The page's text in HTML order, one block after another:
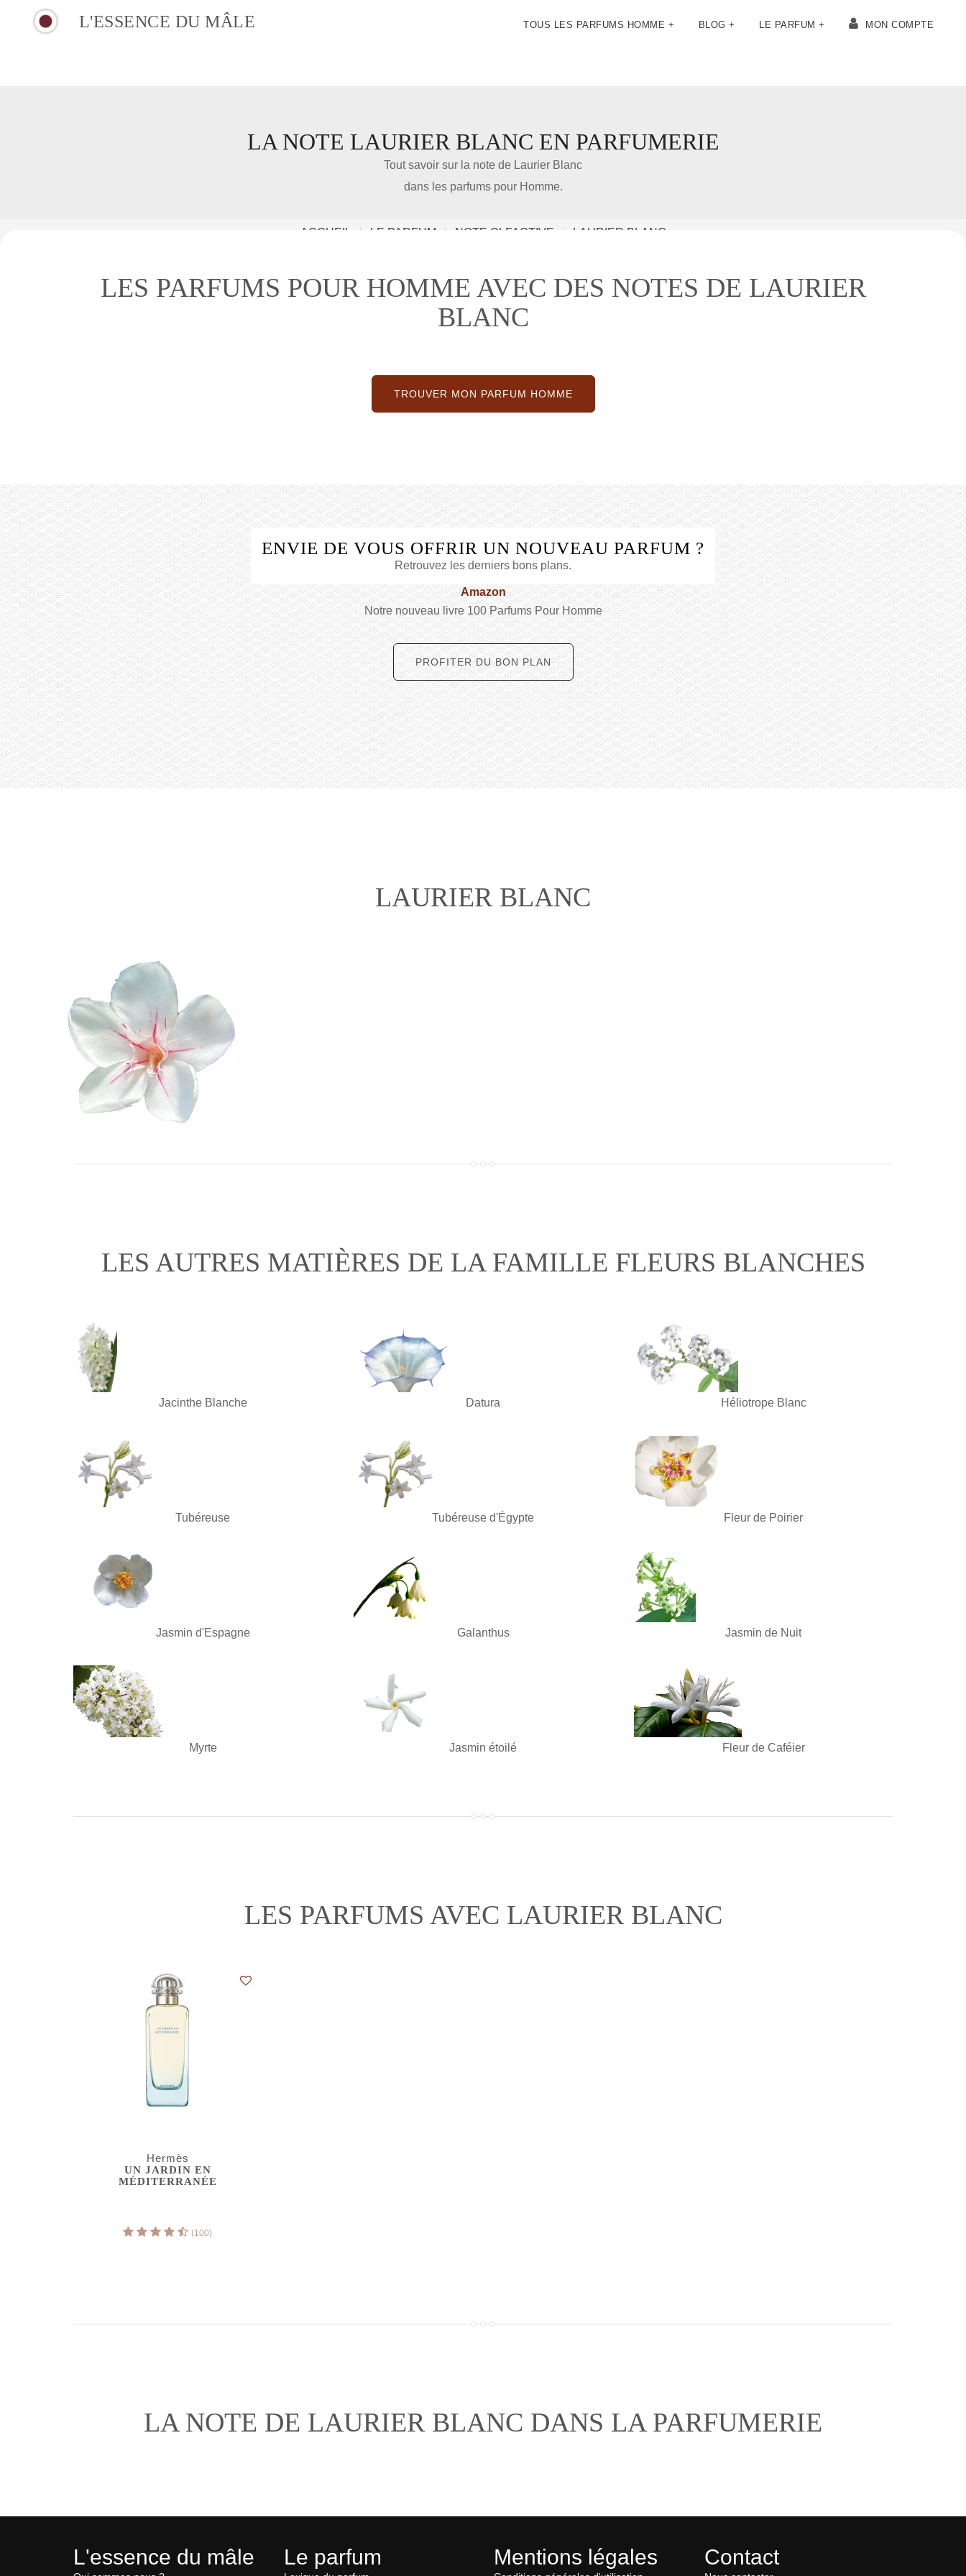
L'ESSENCE DU MÂLE TOUS LES PARFUMS HOMME + BLOG + LE PARFUM + MON COMPTE
LA NOTE LAURIER BLANC EN PARFUMERIE
Tout savoir sur la note de Laurier Blanc
dans les parfums pour Homme.
ACCUEIL LE PARFUM NOTE OLFACTIVE LAURIER BLANC
LES PARFUMS POUR HOMME AVEC DES NOTES DE LAURIER
BLANC
TROUVER MON PARFUM HOMME
ENVIE DE VOUS OFFRIR UN NOUVEAU PARFUM ?
Retrouvez les derniers bons plans.
Amazon
Notre nouveau livre 100 Parfums Pour Homme
PROFITER DU BON PLAN
LAURIER BLANC
LES AUTRES MATIÈRES DE LA FAMILLE FLEURS BLANCHES
Jacinthe Blanche Datura Héliotrope Blanc
Tubéreuse Tubéreuse d'Égypte Fleur de Poirier
Jasmin d'Espagne Galanthus Jasmin de Nuit
Myrte Jasmin étoilé Fleur de Caféier
LES PARFUMS AVEC LAURIER BLANC
Hermès
UN JARDIN EN
MÉDITERRANÉE
(100)
LA NOTE DE LAURIER BLANC DANS LA PARFUMERIE
IDÉE CADEAU DE NOËL
Amazon
L'essence du mâle Le parfum Mentions légales Contact